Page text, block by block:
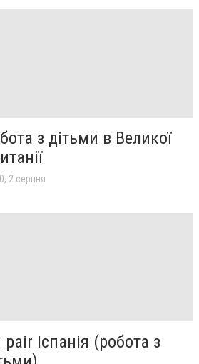
з дітьми в Великої
2 серпня
pair Іспанія (робота з